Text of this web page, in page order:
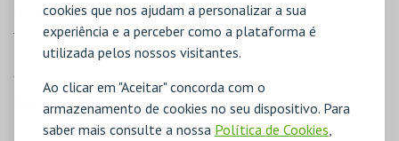
cookies que nos ajudam a personalizar a sua
experiência e a perceber como a plataforma é
utilizada pelos nossos visitantes.
Ao clicar em "Aceitar" concorda com o
armazenamento de cookies no seu dispositivo. Para
saber mais consulte a nossa Política de Cookies,
NOTAS SUPLEMENTARES
financiado por CML - FES - PROJECTOS | GARANTIR CULTURA
- COMPETE2020 - PORTUGAL2020
apoio Fábrica da Pólvora | CMOeiras
REALIZADOR
Rui Neto e Jorge Albuquerque